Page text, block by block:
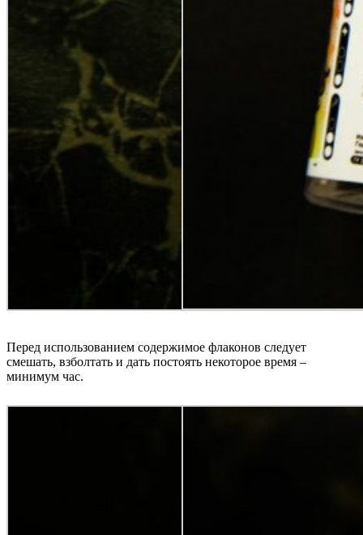
Перед использованием содержимое флаконов следует
смешать, взболтать и дать постоять некоторое время –
минимум час.